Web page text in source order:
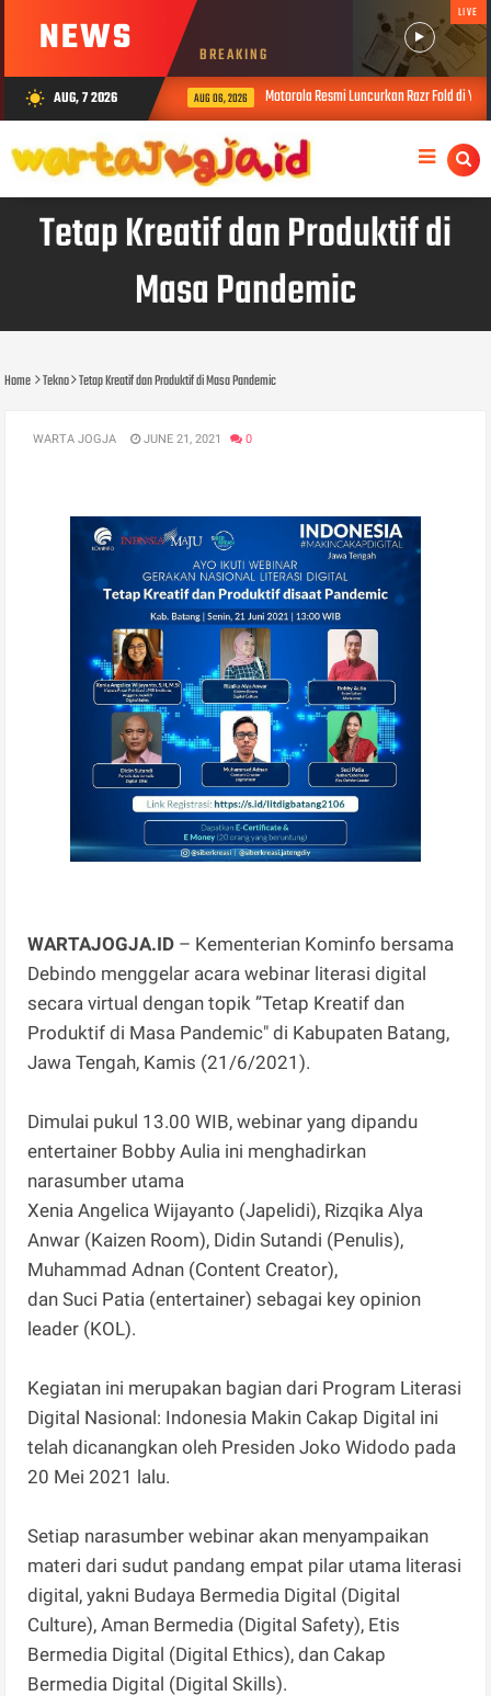
NEWS BREAKING
LIVE
wb_sunny AUG, 7 2026 AUG 06, 2026 Motorola Resmi Luncurkan Razr Fold di
Tetap Kreatif dan Produktif di
Masa Pandemic
Home Tekno Tetap Kreatif dan Produktif di Masa Pandemic
WARTA JOGJA JUNE 21, 2021 0
WARTAJOGJA.ID – Kementerian Kominfo bersama
Debindo menggelar acara webinar literasi digital
secara virtual dengan topik ”Tetap Kreatif dan
Produktif di Masa Pandemic" di Kabupaten Batang,
Jawa Tengah, Kamis (21/6/2021).
Dimulai pukul 13.00 WIB, webinar yang dipandu
entertainer Bobby Aulia ini menghadirkan
narasumber utama
Xenia Angelica Wijayanto (Japelidi), Rizqika Alya
Anwar (Kaizen Room), Didin Sutandi (Penulis),
Muhammad Adnan (Content Creator),
dan Suci Patia (entertainer) sebagai key opinion
leader (KOL).
Kegiatan ini merupakan bagian dari Program Literasi
Digital Nasional: Indonesia Makin Cakap Digital ini
telah dicanangkan oleh Presiden Joko Widodo pada
20 Mei 2021 lalu.
Setiap narasumber webinar akan menyampaikan
materi dari sudut pandang empat pilar utama literasi
digital, yakni Budaya Bermedia Digital (Digital
Culture), Aman Bermedia (Digital Safety), Etis
Bermedia Digital (Digital Ethics), dan Cakap
Bermedia Digital (Digital Skills).